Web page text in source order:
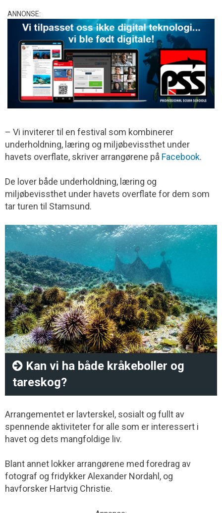
ANNONSE:
– Vi inviterer til en festival som kombinerer
underholdning, læring og miljøbevissthet under
havets overflate, skriver arrangørene på Facebook.
De lover både underholdning, læring og
miljøbevissthet under havets overflate for dem som
tar turen til Stamsund.
Kan vi ha både kråkeboller og
tareskog?
Arrangementet er lavterskel, sosialt og fullt av
spennende aktiviteter for alle som er interessert i
havet og dets mangfoldige liv.
Blant annet lokker arrangørene med foredrag av
fotograf og fridykker Alexander Nordahl, og
havforsker Hartvig Christie.